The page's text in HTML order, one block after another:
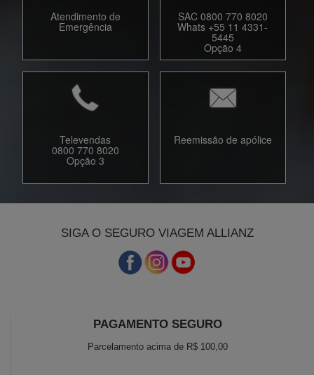
Atendimento de
Emergência
SAC 0800 770 8020
Whats +55 11 4331-
5445
Opção 4
Televendas
0800 770 8020
Opção 3
Reemissão de apólice
SIGA O SEGURO VIAGEM ALLIANZ
PAGAMENTO SEGURO
Parcelamento acima de R$ 100,00